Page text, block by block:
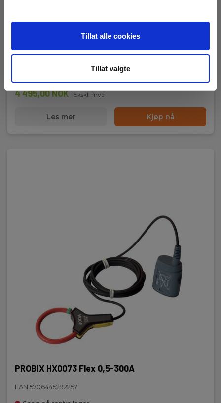
Tillat alle cookies
Tillat valgte
Probix HX0030D probe 1/10
EAN 5706445291335
4 495,00 NOK Ekskl. mva
Les mer Kjøp nå
PROBIX HX0073 Flex 0,5-300A
EAN 5706445292257